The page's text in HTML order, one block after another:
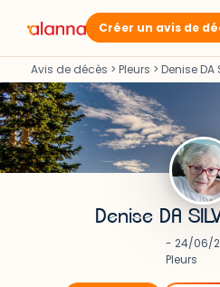
Créer un avis de
Avis de décès > Pleurs > Denise DA
Denise DA
- 24/06/
Pleurs